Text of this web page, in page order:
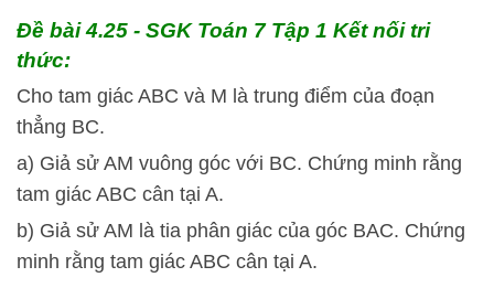
Đề bài 4.25 - SGK Toán 7 Tập 1 Kết nối tri
thức:
Cho tam giác ABC và M là trung điểm của đoạn
thẳng BC.
a) Giả sử AM vuông góc với BC. Chứng minh rằng
tam giác ABC cân tại A.
b) Giả sử AM là tia phân giác của góc BAC. Chứng
minh rằng tam giác ABC cân tại A.